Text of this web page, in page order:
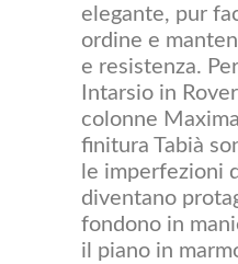
elegante, pur
ordine e
e resistenza. Per
Intarsio in
colonne
finitura Tabià
le imperfezioni
diventano
fondono in
il piano in